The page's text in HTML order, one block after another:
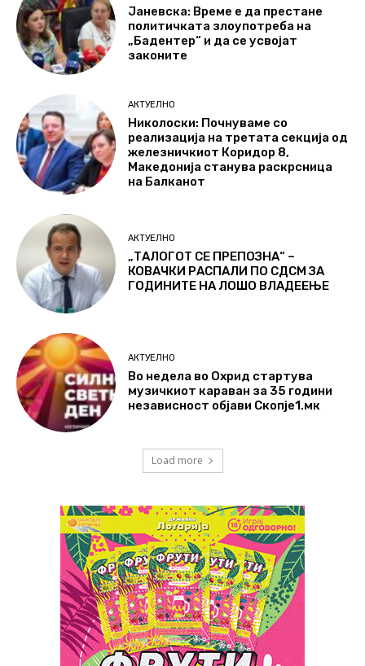
Јаневска: Време е да престане
политичката злоупотреба на
„Бадентер“ и да се усвојат
законите
АКТУЕЛНО
Николоски: Почнуваме со
реализација на третата секција од
железничкиот Коридор 8,
Македонија станува раскрсница
на Балканот
АКТУЕЛНО
„ТАЛОГОТ СЕ ПРЕПОЗНА“ –
КОВАЧКИ РАСПАЛИ ПО СДСМ ЗА
ГОДИНИТЕ НА ЛОШО ВЛАДЕЕЊЕ
АКТУЕЛНО
Во недела во Охрид стартува
музичкиот караван за 35 години
независност објави Скопје1.мк
Load more